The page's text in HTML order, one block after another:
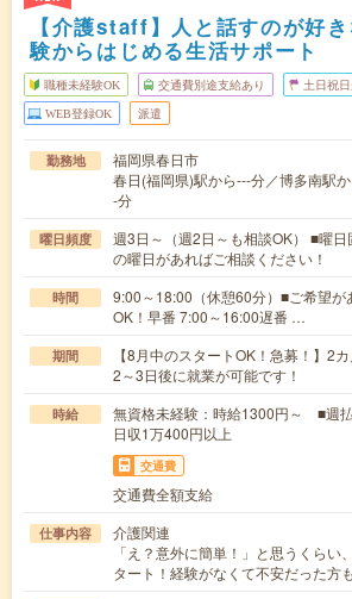
【介護staff】人と話すのが好
験からはじめる生活サポート
職種未経験OK 交通費別途支給あり 土日祝
WEB登録OK 派遣
勤務地
福岡県春日市
春日(福岡県)駅から---分／博多南駅
-分
曜日頻度
週3日～（週2日～も相談OK） ■曜
の曜日があればご相談ください！
時間
9:00～18:00（休憩60分）■ご希望が
OK！早番 7:00～16:00遅番 …
期間
【8月中のスタートOK！急募！】2
2～3日後に就業が可能です！
時給
無資格未経験：時給1300円～ ■
日収1万400円以上
交通費
交通費全額支給
仕事内容
介護関連
「え？意外に簡単！」と思うくらい
タート！経験がなくて不安だった方